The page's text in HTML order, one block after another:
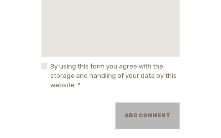
By using this form you agree with the
storage and handling of your data by this
website. *